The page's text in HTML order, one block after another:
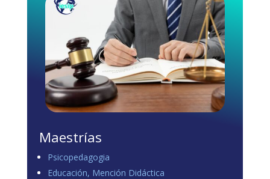
Maestrías
Psicopedagogia
Educación, Mención Didáctica